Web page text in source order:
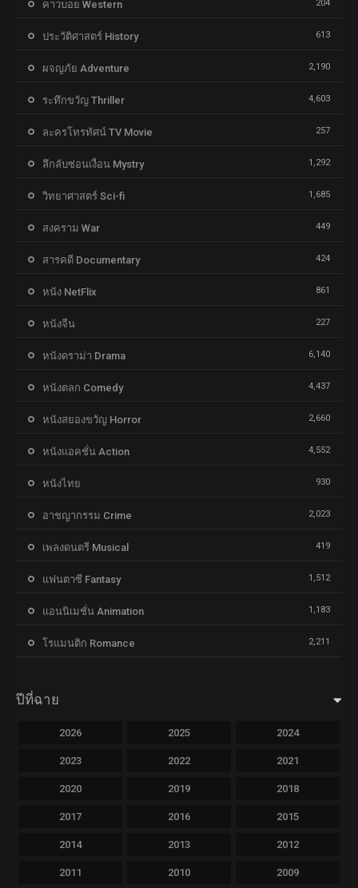
คาวบอย Western 204
ประวัติศาสตร์ History 613
ผจญภัย Adventure 2,190
ระทึกขวัญ Thriller 4,603
ละครโทรทัศน์ TV Movie 257
ลึกลับซ่อนเงื่อน Mystry 1,292
วิทยาศาสตร์ Sci-fi 1,685
สงคราม War 449
สารคดี Documentary 424
หนัง NetFlix 861
หนังจีน 227
หนังดราม่า Drama 6,140
หนังตลก Comedy 4,437
หนังสยองขวัญ Horror 2,660
หนังแอคชั่น Action 4,552
หนังไทย 930
อาชญากรรม Crime 2,023
เพลงดนตรี Musical 419
แฟนตาซี Fantasy 1,512
แอนนิเมชั่น Animation 1,183
โรแมนติก Romance 2,211
ปีที่ฉาย
2026 2025 2024
2023 2022 2021
2020 2019 2018
2017 2016 2015
2014 2013 2012
2011 2010 2009